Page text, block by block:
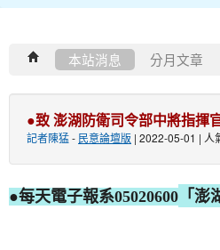
本站消息 分月文章
●致 澎湖防衛司令部中將指揮
記者陳猛- 民意論壇版 | 2022-05-01 | 人
●每天電子報系05020600 「